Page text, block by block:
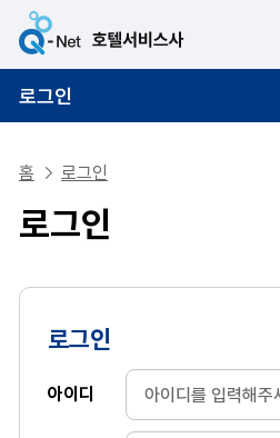
로그인
홈 로그인
로그인
로그인
아이디